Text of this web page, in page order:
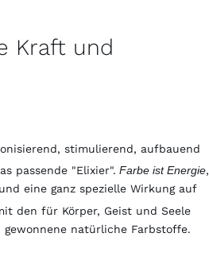
Kraft und
stimulierend, aufbauend
passende "Elixier". Farbe ist Energie,
eine ganz spezielle Wirkung auf
den für Körper, Geist und Seele
natürliche Farbstoffe.